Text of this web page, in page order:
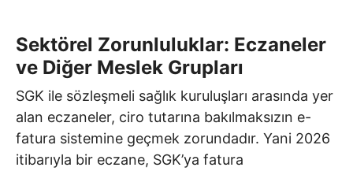
Sektörel Zorunluluklar: Eczaneler
ve Diğer Meslek Grupları
SGK ile sözleşmeli sağlık kuruluşları arasında yer
alan eczaneler, ciro tutarına bakılmaksızın e-
fatura sistemine geçmek zorundadır. Yani 2026
itibarıyla bir eczane, SGK’ya fatura